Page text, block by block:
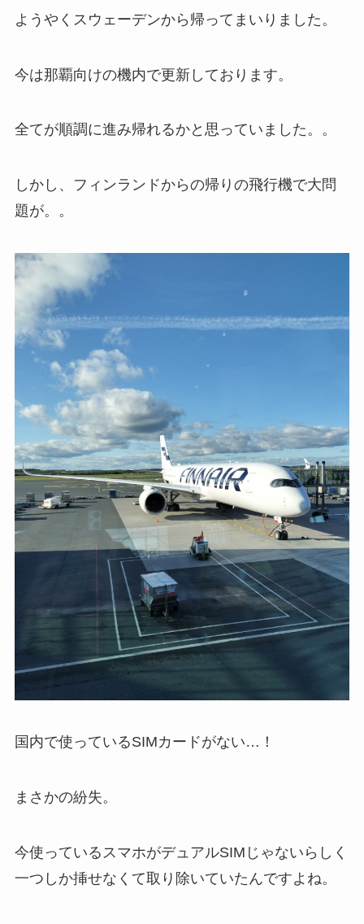
ようやくスウェーデンから帰ってまいりました。
今は那覇向けの機内で更新しております。
全てが順調に進み帰れるかと思っていました。。
しかし、フィンランドからの帰りの飛行機で大問
題が。。
国内で使っているSIMカードがない…！
まさかの紛失。
今使っているスマホがデュアルSIMじゃないらしく
一つしか挿せなくて取り除いていたんですよね。